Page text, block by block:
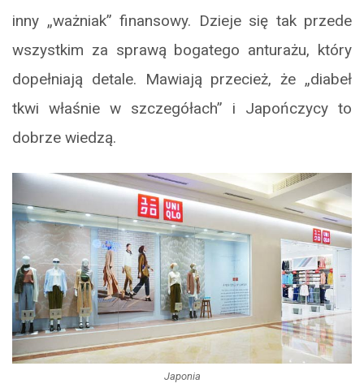
inny „ważniak” finansowy. Dzieje się tak przede
wszystkim za sprawą bogatego anturażu, który
dopełniają detale. Mawiają przecież, że „diabeł
tkwi właśnie w szczegółach” i Japończycy to
dobrze wiedzą.
Japonia